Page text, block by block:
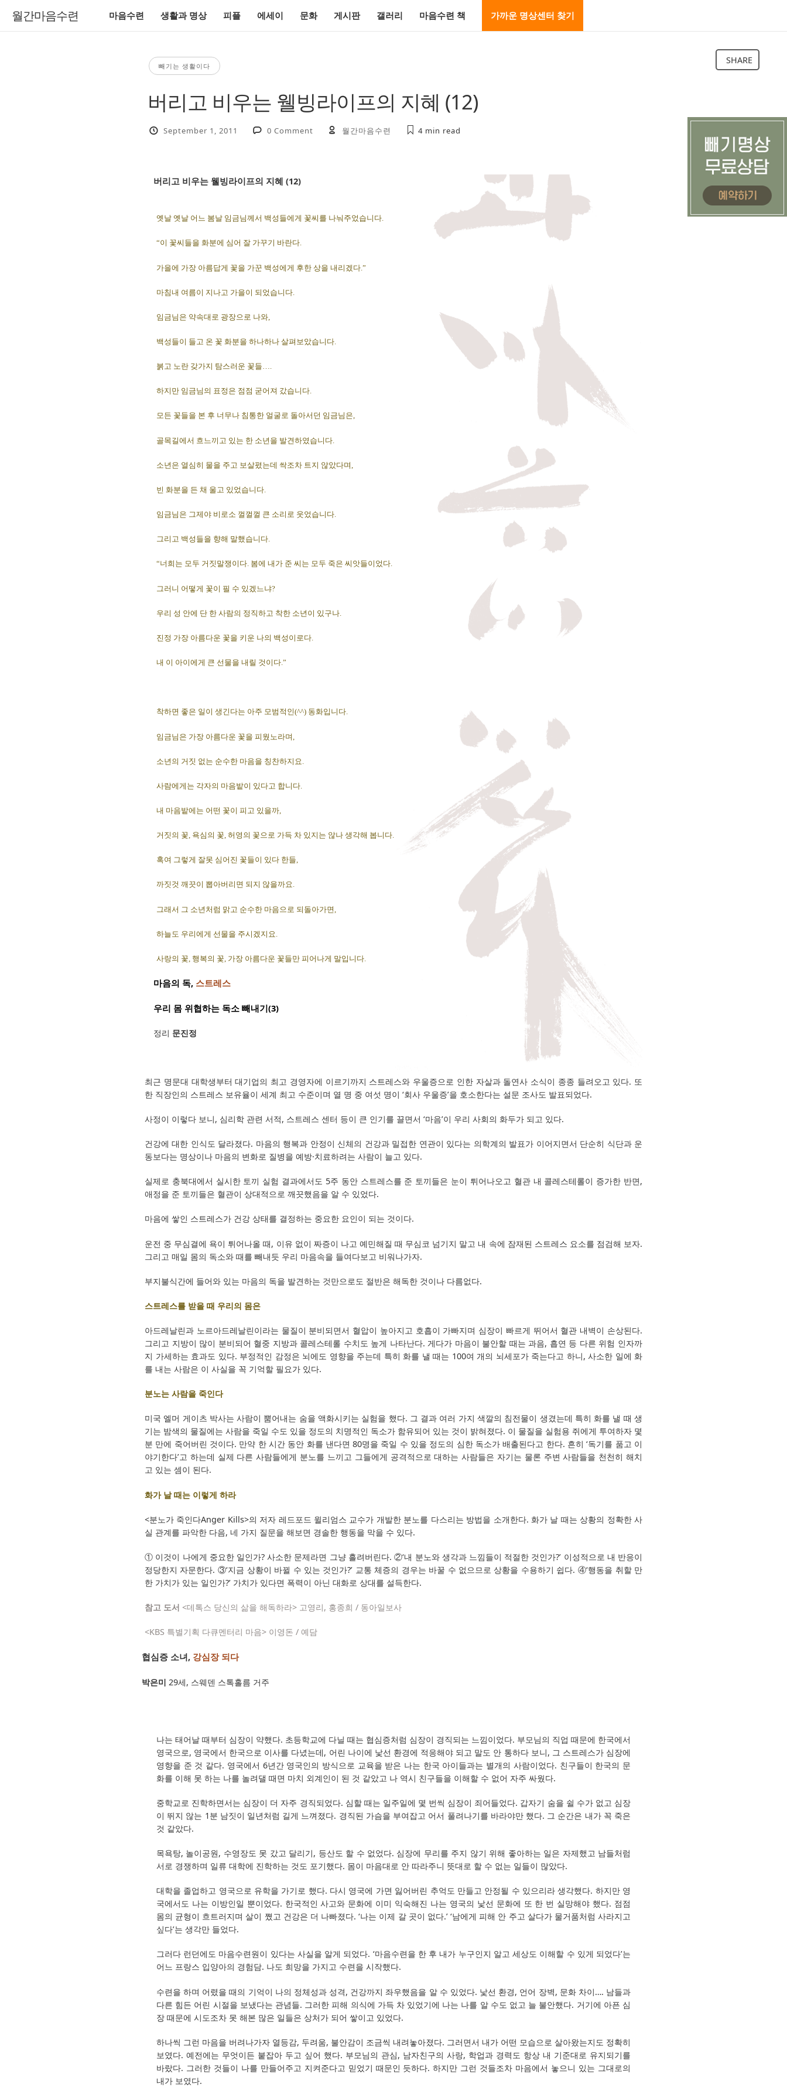
월간마음수련 마음수련 생활과 명상 피플 에세이 문화 게시판 갤러리 마음수련 책 가까운 명상센터 찾기
빼기는 생활이다
버리고 비우는 웰빙라이프의 지혜 (12)
September 1, 2011 0 Comment 월간마음수련 4 min read
SHARE
버리고 비우는 웰빙라이프의 지혜 (12)
옛날 옛날 어느 봄날 임금님께서 백성들에게 꽃씨를 나눠주었습니다.
“이 꽃씨들을 화분에 심어 잘 가꾸기 바란다.
가을에 가장 아름답게 꽃을 가꾼 백성에게 후한 상을 내리겠다.”
마침내 여름이 지나고 가을이 되었습니다.
임금님은 약속대로 광장으로 나와,
백성들이 들고 온 꽃 화분을 하나하나 살펴보았습니다.
붉고 노란 갖가지 탐스러운 꽃들….
하지만 임금님의 표정은 점점 굳어져 갔습니다.
모든 꽃들을 본 후 너무나 침통한 얼굴로 돌아서던 임금님은,
골목길에서 흐느끼고 있는 한 소년을 발견하였습니다.
소년은 열심히 물을 주고 보살폈는데 싹조차 트지 않았다며,
빈 화분을 든 채 울고 있었습니다.
임금님은 그제야 비로소 껄껄껄 큰 소리로 웃었습니다.
그리고 백성들을 향해 말했습니다.
“너희는 모두 거짓말쟁이다. 봄에 내가 준 씨는 모두 죽은 씨앗들이었다.
그러니 어떻게 꽃이 필 수 있겠느냐?
우리 성 안에 단 한 사람의 정직하고 착한 소년이 있구나.
진정 가장 아름다운 꽃을 키운 나의 백성이로다.
내 이 아이에게 큰 선물을 내릴 것이다.”
착하면 좋은 일이 생긴다는 아주 모범적인(^^) 동화입니다.
임금님은 가장 아름다운 꽃을 피웠노라며,
소년의 거짓 없는 순수한 마음을 칭찬하지요.
사람에게는 각자의 마음밭이 있다고 합니다.
내 마음밭에는 어떤 꽃이 피고 있을까,
거짓의 꽃, 욕심의 꽃, 허영의 꽃으로 가득 차 있지는 않나 생각해 봅니다.
혹여 그렇게 잘못 심어진 꽃들이 있다 한들,
까짓것 깨끗이 뽑아버리면 되지 않을까요.
그래서 그 소년처럼 맑고 순수한 마음으로 되돌아가면,
하늘도 우리에게 선물을 주시겠지요.
사랑의 꽃, 행복의 꽃, 가장 아름다운 꽃들만 피어나게 말입니다.
마음의 독, 스트레스
우리 몸 위협하는 독소 빼내기(3)
정리 문진정
최근 명문대 대학생부터 대기업의 최고 경영자에 이르기까지 스트레스와 우울증으로 인한 자살과 돌연사 소식이 종종 들려오고 있다. 또
한 직장인의 스트레스 보유율이 세계 최고 수준이며 열 명 중 여섯 명이 ‘회사 우울증’을 호소한다는 설문 조사도 발표되었다.
사정이 이렇다 보니, 심리학 관련 서적, 스트레스 센터 등이 큰 인기를 끌면서 ‘마음’이 우리 사회의 화두가 되고 있다.
건강에 대한 인식도 달라졌다. 마음의 행복과 안정이 신체의 건강과 밀접한 연관이 있다는 의학계의 발표가 이어지면서 단순히 식단과 운
동보다는 명상이나 마음의 변화로 질병을 예방·치료하려는 사람이 늘고 있다.
실제로 충북대에서 실시한 토끼 실험 결과에서도 5주 동안 스트레스를 준 토끼들은 눈이 튀어나오고 혈관 내 콜레스테롤이 증가한 반면,
애정을 준 토끼들은 혈관이 상대적으로 깨끗했음을 알 수 있었다.
마음에 쌓인 스트레스가 건강 상태를 결정하는 중요한 요인이 되는 것이다.
운전 중 무심결에 욕이 튀어나올 때, 이유 없이 짜증이 나고 예민해질 때 무심코 넘기지 말고 내 속에 잠재된 스트레스 요소를 점검해 보자.
그리고 매일 몸의 독소와 때를 빼내듯 우리 마음속을 들여다보고 비워나가자.
부지불식간에 들어와 있는 마음의 독을 발견하는 것만으로도 절반은 해독한 것이나 다름없다.
스트레스를 받을 때 우리의 몸은
아드레날린과 노르아드레날린이라는 물질이 분비되면서 혈압이 높아지고 호흡이 가빠지며 심장이 빠르게 뛰어서 혈관 내벽이 손상된다.
그리고 지방이 많이 분비되어 혈중 지방과 콜레스테롤 수치도 높게 나타난다. 게다가 마음이 불안할 때는 과음, 흡연 등 다른 위험 인자까
지 가세하는 효과도 있다. 부정적인 감정은 뇌에도 영향을 주는데 특히 화를 낼 때는 100여 개의 뇌세포가 죽는다고 하니, 사소한 일에 화
를 내는 사람은 이 사실을 꼭 기억할 필요가 있다.
분노는 사람을 죽인다
미국 엘머 게이츠 박사는 사람이 뿜어내는 숨을 액화시키는 실험을 했다. 그 결과 여러 가지 색깔의 침전물이 생겼는데 특히 화를 낼 때 생
기는 밤색의 물질에는 사람을 죽일 수도 있을 정도의 치명적인 독소가 함유되어 있는 것이 밝혀졌다. 이 물질을 실험용 쥐에게 투여하자 몇
분 만에 죽어버린 것이다. 만약 한 시간 동안 화를 낸다면 80명을 죽일 수 있을 정도의 심한 독소가 배출된다고 한다. 흔히 ‘독기를 품고 이
야기한다’고 하는데 실제 다른 사람들에게 분노를 느끼고 그들에게 공격적으로 대하는 사람들은 자기는 물론 주변 사람들을 천천히 해치
고 있는 셈이 된다.
화가 날 때는 이렇게 하라
<분노가 죽인다Anger Kills>의 저자 레드포드 윌리엄스 교수가 개발한 분노를 다스리는 방법을 소개한다. 화가 날 때는 상황의 정확한 사
실 관계를 파악한 다음, 네 가지 질문을 해보면 경솔한 행동을 막을 수 있다.
① 이것이 나에게 중요한 일인가? 사소한 문제라면 그냥 흘려버린다. ②‘내 분노와 생각과 느낌들이 적절한 것인가?’ 이성적으로 내 반응이
정당한지 자문한다. ③‘지금 상황이 바뀔 수 있는 것인가?’ 교통 체증의 경우는 바꿀 수 없으므로 상황을 수용하기 쉽다. ④‘행동을 취할 만
한 가치가 있는 일인가?’ 가치가 있다면 폭력이 아닌 대화로 상대를 설득한다.
참고 도서 <데톡스 당신의 삶을 해독하라> 고영리, 홍종희 / 동아일보사
<KBS 특별기획 다큐멘터리 마음> 이영돈 / 예담
협심증 소녀, 강심장 되다
박은미 29세, 스웨덴 스톡홀름 거주
나는 태어날 때부터 심장이 약했다. 초등학교에 다닐 때는 협심증처럼 심장이 경직되는 느낌이었다. 부모님의 직업 때문에 한국에서
영국으로, 영국에서 한국으로 이사를 다녔는데, 어린 나이에 낯선 환경에 적응해야 되고 말도 안 통하다 보니, 그 스트레스가 심장에
영향을 준 것 같다. 영국에서 6년간 영국인의 방식으로 교육을 받은 나는 한국 아이들과는 별개의 사람이었다. 친구들이 한국의 문
화를 이해 못 하는 나를 놀려댈 때면 마치 외계인이 된 것 같았고 나 역시 친구들을 이해할 수 없어 자주 싸웠다.
중학교로 진학하면서는 심장이 더 자주 경직되었다. 심할 때는 일주일에 몇 번씩 심장이 죄어들었다. 갑자기 숨을 쉴 수가 없고 심장
이 뛰지 않는 1분 남짓이 일년처럼 길게 느껴졌다. 경직된 가슴을 부여잡고 어서 풀려나기를 바라야만 했다. 그 순간은 내가 꼭 죽은
것 같았다.
목욕탕, 놀이공원, 수영장도 못 갔고 달리기, 등산도 할 수 없었다. 심장에 무리를 주지 않기 위해 좋아하는 일은 자제했고 남들처럼
서로 경쟁하며 일류 대학에 진학하는 것도 포기했다. 몸이 마음대로 안 따라주니 뜻대로 할 수 없는 일들이 많았다.
대학을 졸업하고 영국으로 유학을 가기로 했다. 다시 영국에 가면 잃어버린 추억도 만들고 안정될 수 있으리라 생각했다. 하지만 영
국에서도 나는 이방인일 뿐이었다. 한국적인 사고와 문화에 이미 익숙해진 나는 영국의 낯선 문화에 또 한 번 실망해야 했다. 점점
몸의 균형이 흐트러지며 살이 쪘고 건강은 더 나빠졌다. ‘나는 이제 갈 곳이 없다.’ ‘남에게 피해 안 주고 살다가 물거품처럼 사라지고
싶다’는 생각만 들었다.
그러다 런던에도 마음수련원이 있다는 사실을 알게 되었다. ‘마음수련을 한 후 내가 누구인지 알고 세상도 이해할 수 있게 되었다’는
어느 프랑스 입양아의 경험담. 나도 희망을 가지고 수련을 시작했다.
수련을 하며 어렸을 때의 기억이 나의 정체성과 성격, 건강까지 좌우했음을 알 수 있었다. 낯선 환경, 언어 장벽, 문화 차이…. 남들과
다른 힘든 어린 시절을 보냈다는 관념들. 그러한 피해 의식에 가득 차 있었기에 나는 나를 알 수도 없고 늘 불안했다. 거기에 아픈 심
장 때문에 시도조차 못 해본 많은 일들은 상처가 되어 쌓이고 있었다.
하나씩 그런 마음을 버려나가자 열등감, 두려움, 불안감이 조금씩 내려놓아졌다. 그러면서 내가 어떤 모습으로 살아왔는지도 정확히
보였다. 예전에는 무엇이든 붙잡아 두고 싶어 했다. 부모님의 관심, 남자친구의 사랑, 학업과 경력도 항상 내 기준대로 유지되기를
바랐다. 그러한 것들이 나를 만들어주고 지켜준다고 믿었기 때문인 듯하다. 하지만 그런 것들조차 마음에서 놓으니 있는 그대로의
내가 보였다.